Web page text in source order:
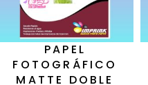
PAPEL
FOTOGRÁFICO
MATTE DOBLE